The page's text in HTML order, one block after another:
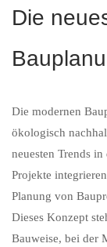
Die
Die modernen
ökologisch
neuesten Trends
Projekte
Planung von
Dieses Konzept
Bauweise, bei der